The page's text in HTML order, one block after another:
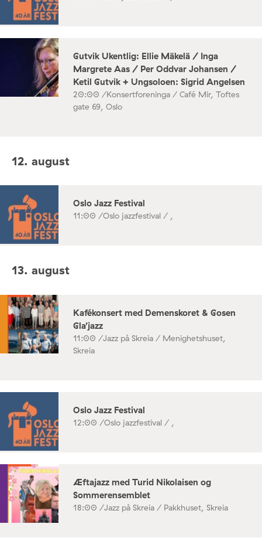
Gutvik Ukentlig: Ellie Mäkelä / Inga
Margrete Aas / Per Oddvar Johansen /
Ketil Gutvik + Ungsoloen: Sigrid Angelsen
20:00 /Konsertforeninga / Café Mir, Toftes
gate 69, Oslo
12. august
Oslo Jazz Festival
11:00 /Oslo jazzfestival / ,
13. august
Kafékonsert med Demenskoret & Gosen
Gla’jazz
11:00 /Jazz på Skreia / Menighetshuset,
Skreia
Oslo Jazz Festival
12:00 /Oslo jazzfestival / ,
Æftajazz med Turid Nikolaisen og
Sommerensemblet
18:00 /Jazz på Skreia / Pakkhuset, Skreia